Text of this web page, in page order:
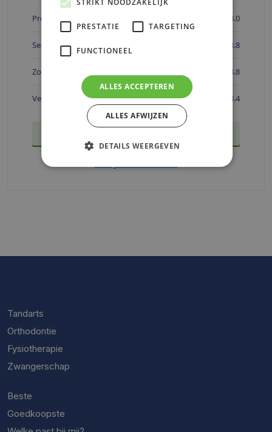
Premie 3.0
Service 3.8
Zorgkeuze 3.8
Vergoeding 3.4
Tandarts
Orthodontie
Fysiotherapie
Zwangerschap
Beste
Goedkoopste
STRIKT NOODZAKELIJK
PRESTATIE TARGETING
FUNCTIONEEL
ALLES ACCEPTEREN
ALLES AFWIJZEN
DETAILS WEERGEVEN